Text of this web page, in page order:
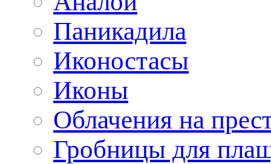
Паникадила
Иконостасы
Иконы
Облачения на
Гробницы для